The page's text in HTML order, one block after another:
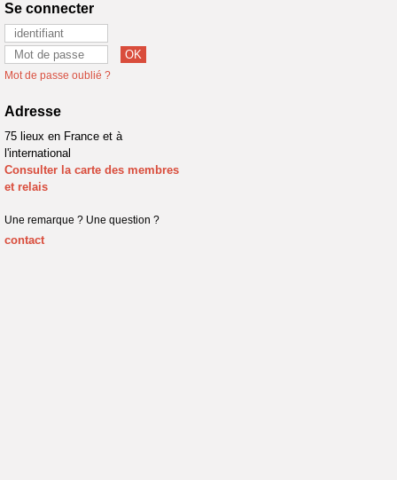
Se connecter
Mot de passe oublié ?
Adresse
75 lieux en France et à
l'international
Consulter la carte des membres
et relais
Une remarque ? Une question ?
contact